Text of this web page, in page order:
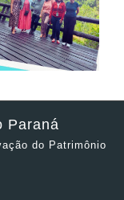
Paraná
do Patrimônio